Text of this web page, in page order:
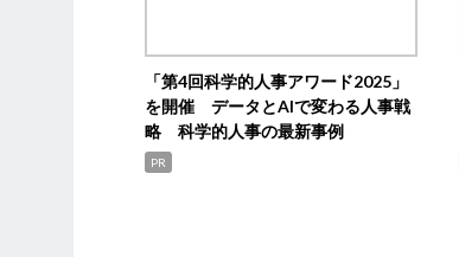
「第4回科学的人事アワード2025」
を開催 データとAIで変わる人事戦
略 科学的人事の最新事例
PR